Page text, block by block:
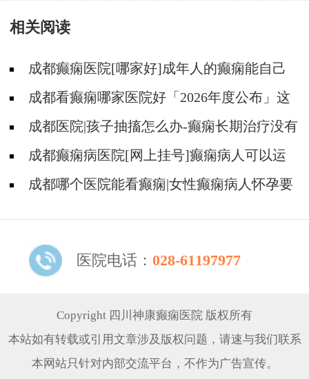
补贴限时发放!
上癫痫病的?
相关阅读
成都癫痫医院[哪家好]成年人的癫痫能自己
恢复吗?
成都看癫痫哪家医院好「2026年度公布」这
些行为能有效减少癫痫带来的智力损伤
成都医院|孩子抽搐怎么办-癫痫长期治疗没有
效果怎么办?
成都癫痫病医院[网上挂号]癫痫病人可以运
动吗?成都哪个医院能看癫痫|女性癫痫病人怀孕要
医院电话： 028-61197977
Copyright 四川神康癫痫医院 版权所有
本站如有转载或引用文章涉及版权问题，请速与我们联系
本网站只针对内部交流平台，不作为广告宣传。